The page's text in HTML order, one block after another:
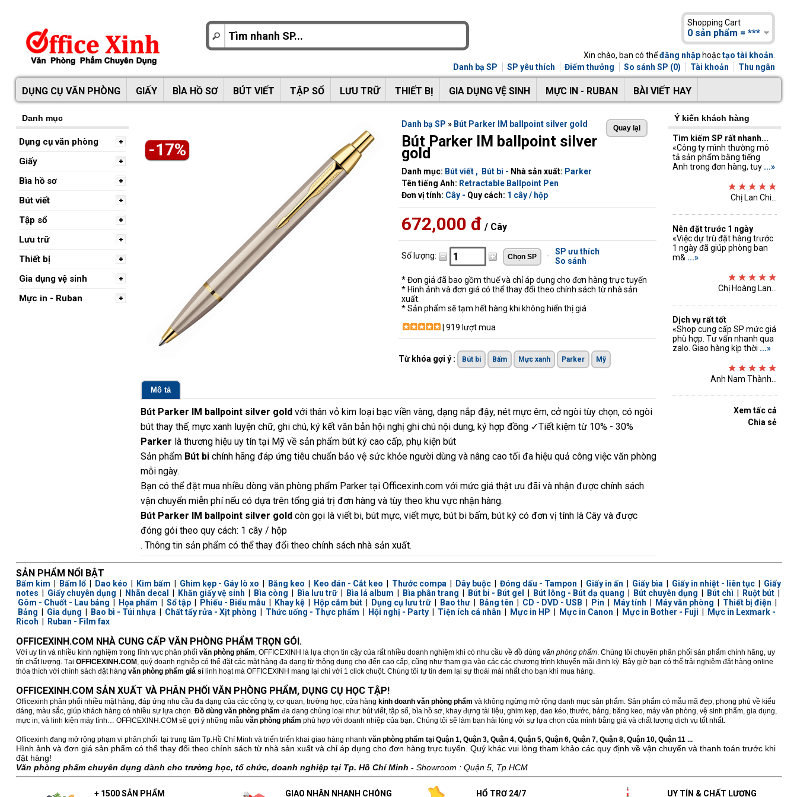
Shopping Cart
0 sản phẩm = ***
Xin chào, bạn có thểđăng nhập hoặctạo tài khoản
Danh bạ SP
SP yêu thích Điểm thưởng So sánh SP (0) Tài khoản Thu ngân
DỤNG CỤ VĂN PHÒNG GIẤY BÌA HỒ SƠ BÚT VIẾT TẬP SỔ LƯU TRỮ THIẾT BỊ GIA DỤNG VỆ SINH MỰC IN - RUBAN BÀI VIẾT HAY
Danh mục
Dụng cụ văn phòng
Giấy
Bìa hồ sơ
Bút viết
Tập sổ
Lưu trữ
Thiết bị
Gia dụng vệ sinh
Mực in - Ruban
Ý kiến khách hàng
Tìm kiếm SP rất nhanh...
«Công ty mình thường mô
tả sản phẩm bằng tiếng
Anh trong đơn hàng, tuy ...»
Chị Lan Chi...
Nên đặt trước 1 ngày
«Việc dự trù đặt hàng trước
1 ngày đã giúp phòng ban
m& ...»
Chị Hoàng Lan...
Dịch vụ rất tốt
«Shop cung cấp SP mức giá
phù hợp. Tư vấn nhanh qua
zalo. Giao hàng kịp thời ...»
Anh Nam Thành...
Xem tấc cả
Chia sẻ
-17%
Danh bạ SP » Bút Parker IM ballpoint silver gold
Bút Parker IM ballpoint silver
gold
Danh mục: Bút viết, Bút bi - Nhà sản xuất: Parker
Tên tiếng Anh: Retractable Ballpoint Pen
Đơn vị tính: Cây - Quy cách: 1 cây / hộp
672,000 đ / Cây
Số lượng: - SP ưu thích
So sánh
* Đơn giá đã bao gồm thuế và chỉ áp dụng cho đơn hàng trực tuyến
* Hình ảnh và đơn giá có thể thay đổi theo chính sách từ nhà sản
xuất.
* Sản phẩm sẽ tạm hết hàng khi không hiển thị giá
| 919 lượt mua
Từ khóa gợi ý : Bút bi Bấm Mực xanh Parker Mỹ
Mô tả
Bút Parker IM ballpoint silver goldvới thân vỏ kim loại bạc viền vàng, dạng nắp đậy, nét mực êm, cở ngòi tùy chọn, có ngòi
bút thay thế, mực xanh luyện chữ, ghi chú, ký kết văn bản hội nghị ghi chú nội dung, ký hợp đồng ✓Tiết kiệm từ 10% - 30%
Parker là thương hiệu uy tín tại Mỹ về sản phẩm bút ký cao cấp, phụ kiện bút
Sản phẩm Bút bichính hãng đáp ứng tiêu chuẩn bảo vệ sức khỏe người dùng và nâng cao tối đa hiệu quả công việc văn phòng
mỗi ngày.
Bạn có thể đặt mua nhiều dòng văn phòng phẩm Parker tại Officexinh.com với mức giá thật ưu đãi và nhận được chính sách
vận chuyển miễn phí nếu có dựa trên tổng giá trị đơn hàng và tùy theo khu vực nhận hàng.
Bút Parker IM ballpoint silver goldcòn gọi là viết bi, bút mực, viết mực, bút bi bấm, bút ký có đơn vị tính là Cây và được
đóng gói theo quy cách: 1 cây / hộp
. Thông tin sản phẩm có thể thay đổi theo chính sách nhà sản xuất.
SẢN PHẨM NỔI BẬT
Bấm kim Bấm lổ| Dao kéo Kim bấm Ghim kẹp - Gáy lò xo Băng keo Keo dán - Cắt keo Thước compa Dây buộc| Đóng dấu - Tampon Giấy in ấn Giấy bìa Giấy in nhiệt - liên tục| Giấy
notes
Giấy chuyên dụng Nhãn decal Khăn giấy vệ sinh Bìa còng Bìa lưu trữ| Bìa lá album Bìa phân trang Bút bi - Bút gel Bút lông - Bút dạ quang Bút chuyên dụng Bút chì Ruột bút|
Gôm - Chuốt - Lau bảng
Họa phẩm Sổ tập| Phiếu - Biểu mẫu Khay kệ| Hộp cắm bút| Dụng cụ lưu trữ| Bao thư| Bảng tên CD - DVD - USB Pin Máy tính Máy văn phòng Thiết bị điện
Bảng
Gia dụng Bao bì - Túi nhựa Chất tẩy rửa - Xịt phòng Thức uống - Thực phẩm Hội nghị - Party| Tiện ích cá nhân Mực in HP Mực in Canon Mực in Bother - Fuji
Mực in Lexmark -
Ricoh
Ruban - Film fax
OFFICEXINH.COM NHÀ CUNG CẤP VĂN PHÒNG PHẨM TRỌN GÓI.
Với uy tín và nhiều kinh nghiệm trong lĩnh vực phân phối văn phòng phẩm, OFFICEXINH là lựa chọn tin cậy của rất nhiều doanh nghiệm khi có nhu cầu về đồ dùng văn phòng phẩm. Chúng tôi chuyên phân phối sản phẩm chính hãng, uy
tín chất lượng. Tại OFFICEXINH.COM , quý doanh nghiệp có thể đặt các mặt hàng đa dạng từ thông dụng cho đến cao cấp, cũng như tham gia vào các các chương trình khuyến mãi định kỳ. Bây giờ bạn có thể trải nghiệm đặt hàng online
thỏa thích với chính sách đặt hàng văn phòng phẩm giá sỉlinh hoạt mà OFFICEXINH mang lại chỉ với 1 click chuột. Chúng tôi tự tin đem lại sự thoải mái nhất cho bạn khi mua hàng.
OFFICEXINH.COM SẢN XUẤT VÀ PHÂN PHỐI VĂN PHÒNG PHẨM, DỤNG CỤ HỌC TẬP!
Officexinh phân phối nhiều mặt hàng, đáp ứng nhu cầu đa dạng của các công ty, cơ quan, trường học, cửa hàng kinh doanh văn phòng phẩm và không ngừng mở rộng danh mục sản phẩm. Sản phẩm có mẫu mã đẹp, phong phú về kiểu
dáng, màu sắc, giúp khách hàng có nhiều sự lựa chọn. Đồ dùng văn phòng phẩm đa dạng chủng loại như: bút viết, tập sổ, bìa hồ sơ, khay đựng tài liệu, ghim kẹp, dao kéo, thước, bảng, băng keo, máy văn phòng, vệ sinh phẩm, gia dụng,
mực in, và linh kiện máy tính… OFFICEXINH.COM sẽ gợi ý những mẫu văn phòng phẩm phù hợp với doanh nhiệp của bạn. Chúng tôi sẽ làm bạn hài lòng với sự lựa chọn của mình bằng giá và chất lượng dịch vụ tốt nhất.
Officexinh đang mở rộng phạm vi phân phối tại trung tâm Tp.Hồ Chí Minh và triển triển khai giao hàng nhanh văn phòng phẩm tại Quận 1, Quận 3, Quận 4, Quận 5, Quận 6, Quận 7, Quận 8, Quận 10, Quận 11 ...
Hình ảnh và đơn giá sản phẩm có thể thay đổi theo chính sách từ nhà sản xuất và chỉ áp dụng cho đơn hàng trực tuyến. Quý khác vui lòng tham khảo các quy định về vận chuyển và thanh toán trước khi
đặt hàng!
Văn phòng phẩm chuyên dụng dành cho trường học, tổ chức, doanh nghiệp tại Tp. Hồ Chí Minh - Showroom : Quận 5, Tp.HCM
+ 1500 SẢN PHẨM GIAO NHẬN NHANH CHÓNG HỔ TRỢ 24/7 UY TÍN & CHẤT LƯỢNG